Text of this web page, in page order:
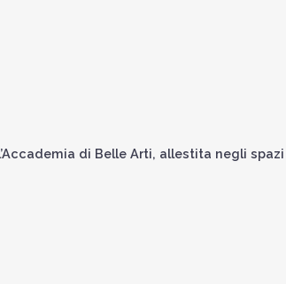
di Belle Arti, allestita negli spazi